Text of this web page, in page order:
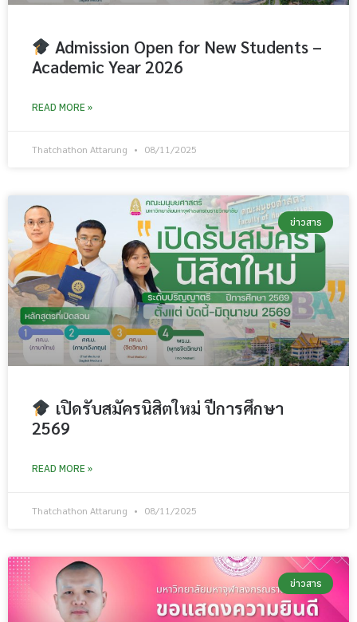
Admission Open for New Students –
Academic Year 2026
READ MORE »
Thatchathon Attarung 08/11/2025
ข่าวสาร
เปิดรับสมัครนิสิตใหม่ ปีการศึกษา
2569
READ MORE »
Thatchathon Attarung 08/11/2025
ข่าวสาร